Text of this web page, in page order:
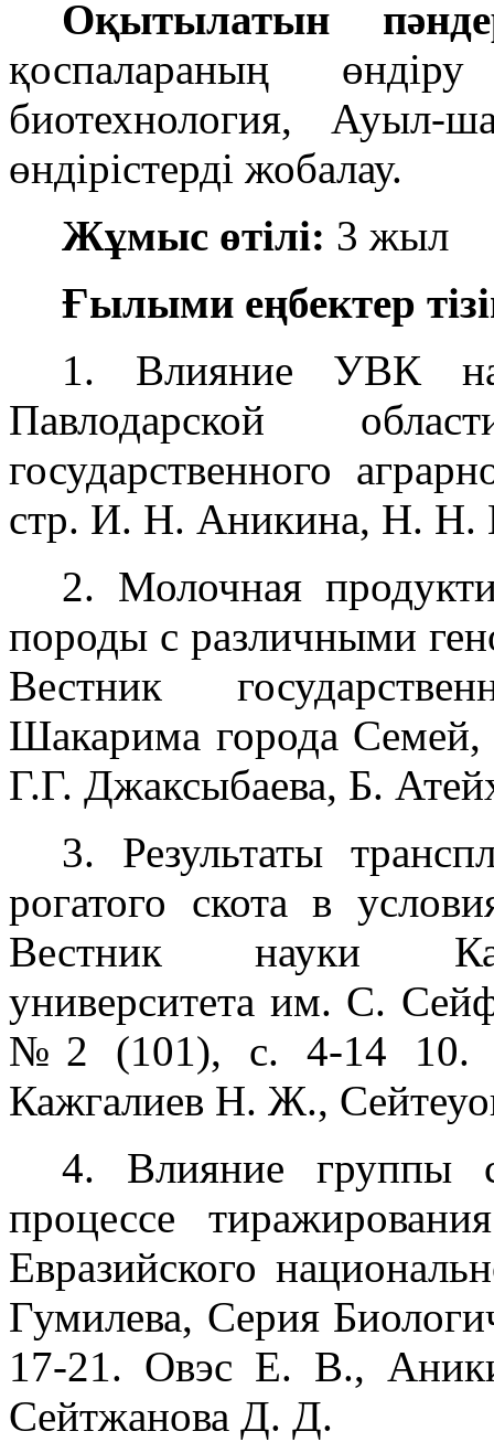
Оқытылатын
қоспалараның
биотехнология, Ауыл-
өндірістерді жобалау.
Жұмыс өтілі: 3 жыл
Ғылыми еңбектер
1. Влияние УВК на
Павлодарской
государственного
стр. И. Н. Аникина, Н. Н.
2. Молочная
породы с различными
Вестник
Шакарима города
Г.Г. Джаксыбаева, Б.
3. Результаты
рогатого скота в
Вестник науки
университета им. С.
№2 (101), с. 4-14 10.
Кажгалиев Н. Ж.,
4. Влияние группы
процессе
Евразийского
Гумилева, Серия
17-21. Овэс Е. В.,
Сейтжанова Д. Д.